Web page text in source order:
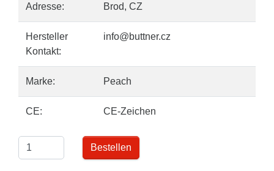
Adresse: Brod, CZ
Hersteller
Kontakt:
info@buttner.cz
Marke: Peach
CE: CE-Zeichen
Bestellen